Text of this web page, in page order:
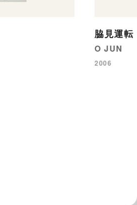
脇見運転
O JUN
2006